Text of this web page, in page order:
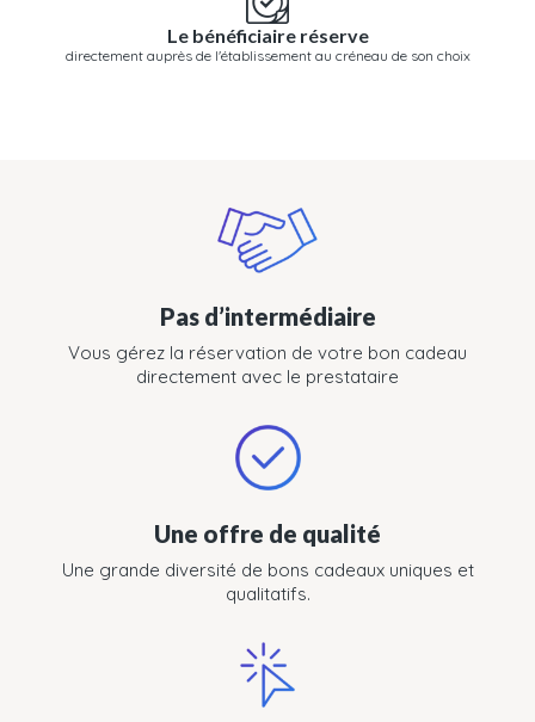
Le bénéficiaire réserve
directement auprès de l'établissement au créneau de son choix
Pas d’intermédiaire
Vous gérez la réservation de votre bon cadeau
directement avec le prestataire
Une offre de qualité
Une grande diversité de bons cadeaux uniques et
qualitatifs.